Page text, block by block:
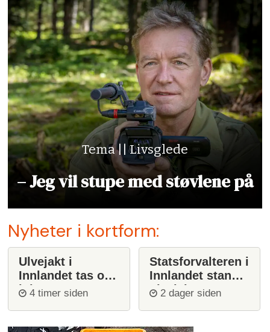
Tema || Livsglede
– Jeg vil stupe med støvlene på
Nyheter i kortform:
Ulvejakt i
Innlandet tas opp
igjen
4 timer siden
Statsforvalteren i
Innlandet stanser
ulvejakt
2 dager siden